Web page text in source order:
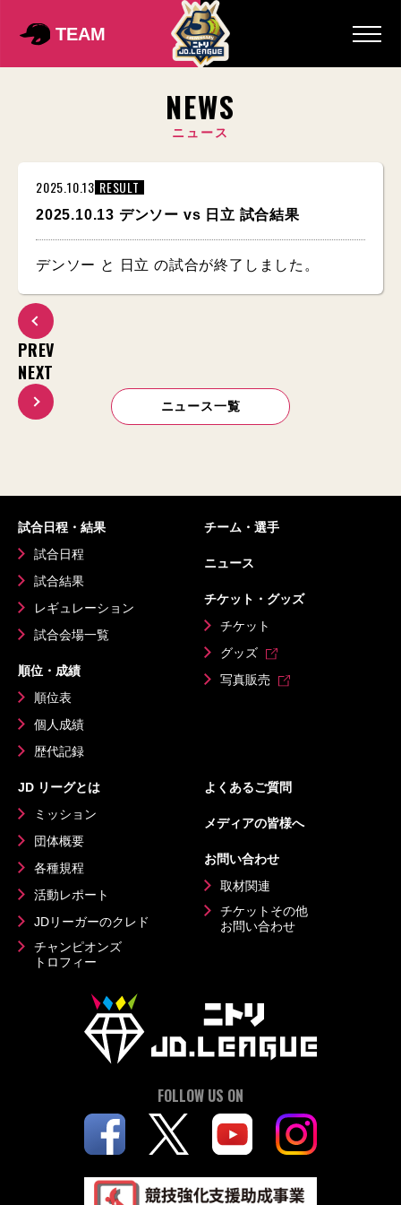
TEAM
NEWS
ニュース
2025.10.13 RESULT
2025.10.13 デンソー vs 日立 試合結果
デンソー と 日立 の試合が終了しました。
PREV
ニュース一覧
NEXT
試合日程・結果
試合日程
試合結果
レギュレーション
試合会場一覧
順位・成績
順位表
個人成績
歴代記録
チーム・選手
ニュース
チケット・グッズ
チケット
グッズ
写真販売
JD リーグとは
ミッション
団体概要
各種規程
活動レポート
JDリーガーのクレド
チャンピオンズ
トロフィー
よくあるご質問
メディアの皆様へ
お問い合わせ
取材関連
チケットその他
お問い合わせ
FOLLOW US ON